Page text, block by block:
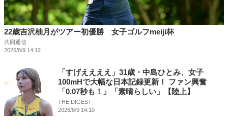
22歳吉沢柚月がツアー初優勝 女子ゴルフmeiji杯
共同通信
2026/8/9 14:12
「すげええええ」31歳・中島ひとみ、女子
100mHで大幅な日本記録更新！ ファン興奮
「0.07秒も！」「素晴らしい」【陸上】
THE DIGEST
2026/8/9 14:10